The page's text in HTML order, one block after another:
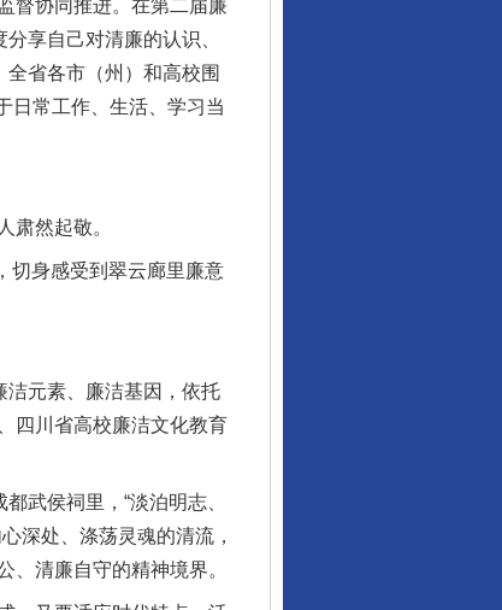
督协同推进。在第二届廉
享自己对清廉的认识、
省各市（州）和高校围
日常工作、生活、学习当
然起敬。
切身感受到翠云廊里廉意
元素、廉洁基因，依托
四川省高校廉洁文化教育
武侯祠里，“淡泊明志、
深处、涤荡灵魂的清流，
清廉自守的精神境界。
从数据变化看反腐深化